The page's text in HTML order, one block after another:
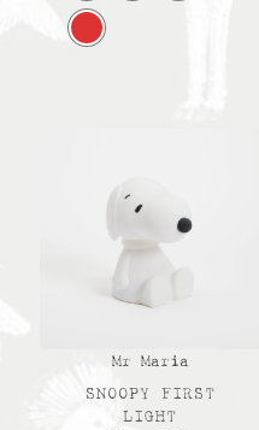
Mr Maria
SNOOPY FIRST
LIGHT